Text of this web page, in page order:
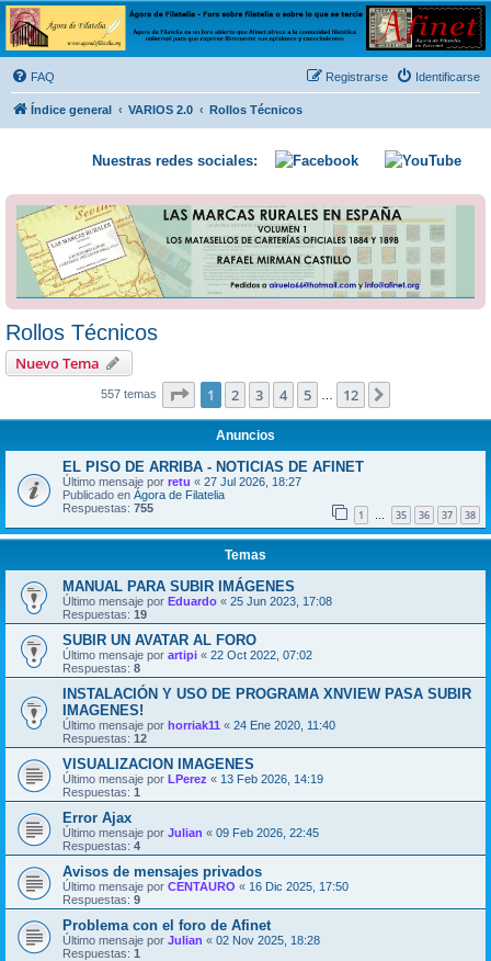
Ágora de Filatelia
Foro sobre filatelia o sobre lo que se tercie. Ágora de Filatelia es un foro abierto que Afinet
ofrece a la comunidad filatélica universal para que exprese libremente sus opiniones y
conocimientos
FAQ Identificarse
Registrarse
Índice general VARIOS 2.0 Rollos Técnicos
Nuestras redes sociales:
Rollos Técnicos
Nuevo Tema
557 temas Página de 12
1 2 3 4 5 12
Anuncios
EL PISO DE ARRIBA - NOTICIAS DE AFINET
Último mensaje por retu « 27 Jul 2026, 18:27
Publicado en Ágora de Filatelia
Respuestas: 755 1 … 35 36 37 38
Temas
MANUAL PARA SUBIR IMÁGENES
Último mensaje por Eduardo « 25 Jun 2023, 17:08
Respuestas: 19
SUBIR UN AVATAR AL FORO
Último mensaje por artipi « 22 Oct 2022, 07:02
Respuestas: 8
INSTALACIÓN Y USO DE PROGRAMA XNVIEW PASA SUBIR
IMAGENES!
Último mensaje por horriak11 « 24 Ene 2020, 11:40
Respuestas: 12
VISUALIZACION IMAGENES
Último mensaje por LPerez « 13 Feb 2026, 14:19
Respuestas: 1
Error Ajax
Último mensaje por Julian « 09 Feb 2026, 22:45
Respuestas: 4
Avisos de mensajes privados
Último mensaje por CENTAURO « 16 Dic 2025, 17:50
Respuestas: 9
Problema con el foro de Afinet
Último mensaje por Julian « 02 Nov 2025, 18:28
Respuestas: 1